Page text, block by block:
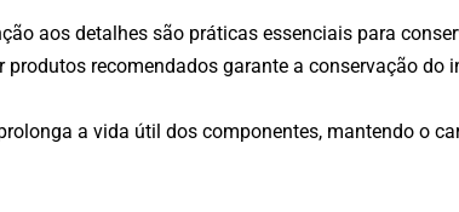
aos detalhes são práticas essenciais para
recomendados garante a conservação do
a vida útil dos componentes, mantendo o